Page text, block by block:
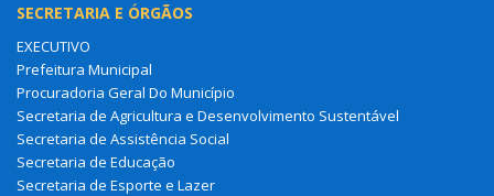
SECRETARIA E ÓRGÃOS
EXECUTIVO
Prefeitura Municipal
Procuradoria Geral Do Município
Secretaria de Agricultura e Desenvolvimento Sustentável
Secretaria de Assistência Social
Secretaria de Educação
Secretaria de Esporte e Lazer